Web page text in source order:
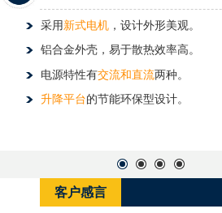
采用 新式电机，设计外形美观。
铝合金外壳，易于散热效率高。
电源特性有交流和直流两种。
升降平台的节能环保型设计。
客户感言